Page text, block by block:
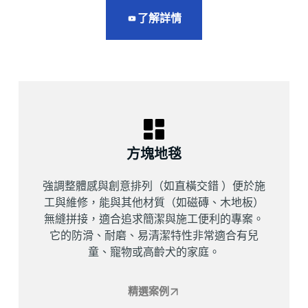
了解詳情
方塊地毯
強調整體感與創意排列（如直橫交錯 ）便於施
工與維修，能與其他材質（如磁磚、木地板）
無縫拼接，適合追求簡潔與施工便利的專案。
它的防滑、耐磨、易清潔特性非常適合有兒
童、寵物或高齡犬的家庭。
精選案例